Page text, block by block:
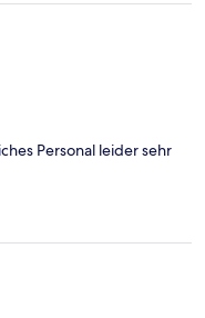
eine Energiepauschale
ohne das im
Personal leider sehr